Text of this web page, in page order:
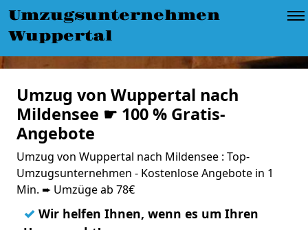
Umzugsunternehmen
Wuppertal
Umzug von Wuppertal nach
Mildensee ☛ 100 % Gratis-
Angebote
Umzug von Wuppertal nach Mildensee : Top-
Umzugsunternehmen - Kostenlose Angebote in 1
Min. ➨ Umzüge ab 78€
✓ Wir helfen Ihnen, wenn es um Ihren